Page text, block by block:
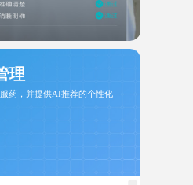
理
药，并提供AI推荐的个性化